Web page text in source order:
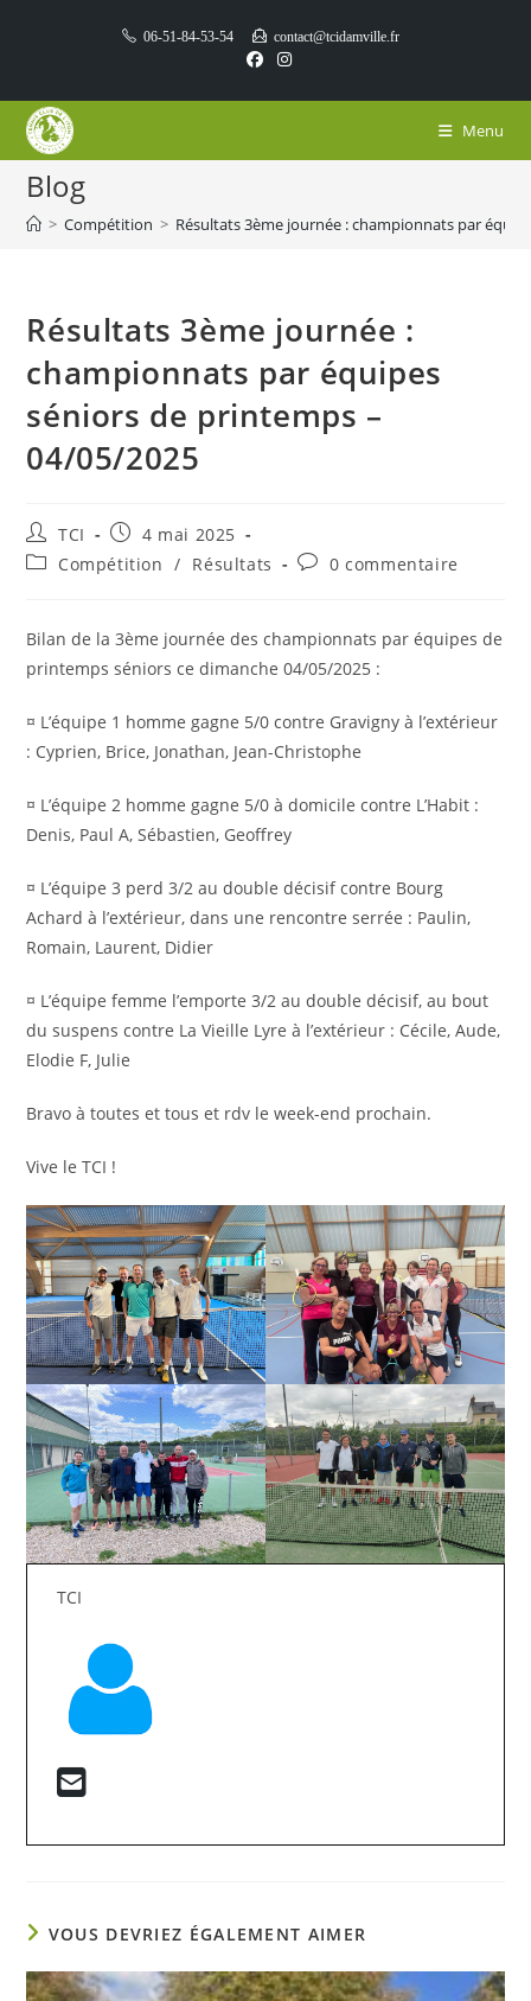
06-51-84-53-54 contact@tcidamville.fr
Menu
Blog
> Compétition > Résultats 3ème journée : championnats par
Résultats 3ème journée :
championnats par équipes
séniors de printemps –
04/05/2025
Auteur/autrice
de
la
TCI
Publication
publiée :
4 mai 2025
PostCompétition / Résultats
Commentaires
publication :
0 commentaire
Bilan de la 3ème journée des championnats par équipes de
printemps séniors ce dimanche 04/05/2025 :
¤ L’équipe 1 homme gagne 5/0 contre Gravigny à l’extérieur
: Cyprien, Brice, Jonathan, Jean-Christophe
¤ L’équipe 2 homme gagne 5/0 à domicile contre L’Habit :
Denis, Paul A, Sébastien, Geoffrey
¤ L’équipe 3 perd 3/2 au double décisif contre Bourg
Achard à l’extérieur, dans une rencontre serrée : Paulin,
Romain, Laurent, Didier
¤ L’équipe femme l’emporte 3/2 au double décisif, au bout
du suspens contre La Vieille Lyre à l’extérieur : Cécile, Aude,
Elodie F, Julie
Bravo à toutes et tous et rdv le week-end prochain.
Vive le TCI !
TCI
VOUS DEVRIEZ ÉGALEMENT AIMER